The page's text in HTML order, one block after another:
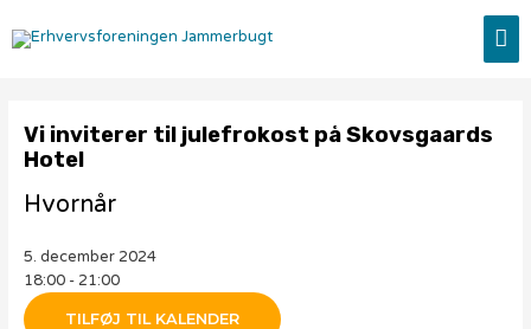
Vi inviterer til julefrokost på Skovsgaards
Hotel
Hvornår
5. december 2024
18:00 - 21:00
TILFØJ TIL KALENDER